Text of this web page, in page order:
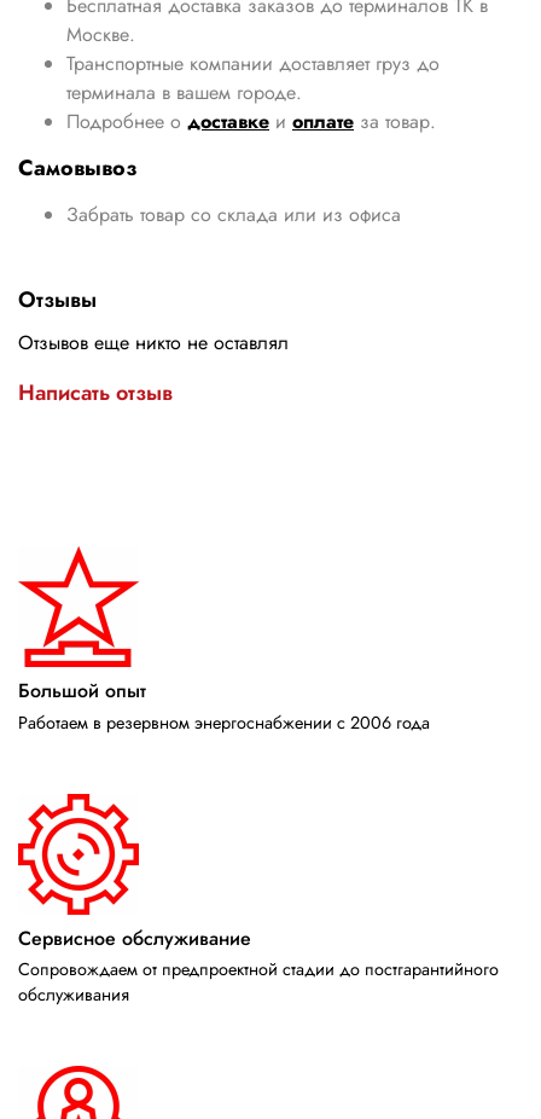
Москве.
Транспортные компании доставляет груз до
терминала в вашем городе.
Подробнее о доставке и оплате за товар.
Самовывоз
Забрать товар со склада или из офиса
Отзывы
Отзывов еще никто не оставлял
Написать отзыв
Большой опыт
Работаем в резервном энергоснабжении с 2006 года
Сервисное обслуживание
Сопровождаем от предпроектной стадии до постгарантийного
обслуживания